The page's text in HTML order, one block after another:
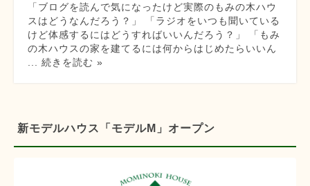
「ブログを読んで気になったけど実際のもみの木ハウ
スはどうなんだろう？」 「ラジオをいつも聞いている
けど体感するにはどうすればいいんだろう？」 「もみ
の木ハウスの家を建てるには何からはじめたらいいん
... 続きを読む »
新モデルハウス「モデルM」オープン